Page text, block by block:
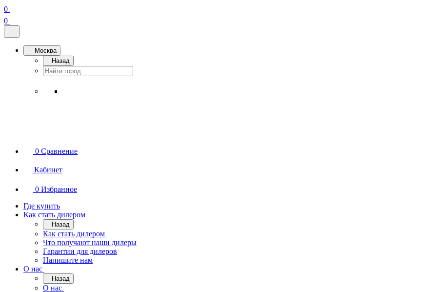
0
0
Москва
Назад
0 Сравнение
Кабинет
0 Избранное
Где купить
Как стать дилером
Назад
Как стать дилером
Что получают наши дилеры
Гарантии для дилеров
Напишите нам
О нас
Назад
О нас